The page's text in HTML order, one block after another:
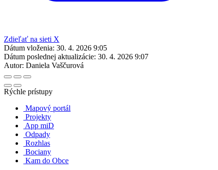
Zdieľať na sieti X
Dátum vloženia: 30. 4. 2026 9:05
Dátum poslednej aktualizácie: 30. 4. 2026 9:07
Autor: Daniela Vaščurová
Rýchle prístupy
Mapový portál
Projekty
App miD
Odpady
Rozhlas
Bociany
Kam do Obce